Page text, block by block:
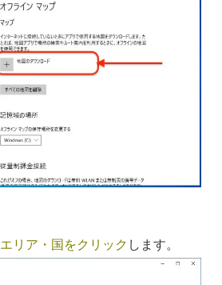
エリア・国をクリック します。